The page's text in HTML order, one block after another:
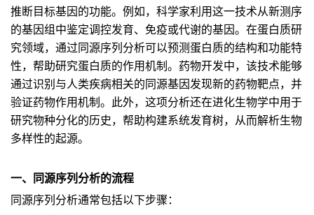
推断目标基因的功能。例如，科学家利用这一技术从新测序
的基因组中鉴定调控发育、免疫或代谢的基因。在蛋白质研
究领域，通过同源序列分析可以预测蛋白质的结构和功能特
性，帮助研究蛋白质的作用机制。药物开发中，该技术能够
通过识别与人类疾病相关的同源基因发现新的药物靶点，并
验证药物作用机制。此外，这项分析还在进化生物学中用于
研究物种分化的历史，帮助构建系统发育树，从而解析生物
多样性的起源。
一、同源序列分析的流程
同源序列分析通常包括以下步骤：